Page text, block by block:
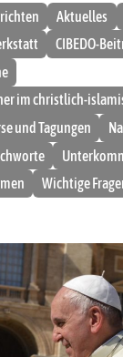
Aktuelles
CIBEDO-
im christlich-
und Tagungen
Wichtige